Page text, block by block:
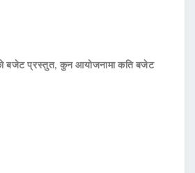
बजेट प्रस्तुत, कुन आयोजनामा कति बजेट